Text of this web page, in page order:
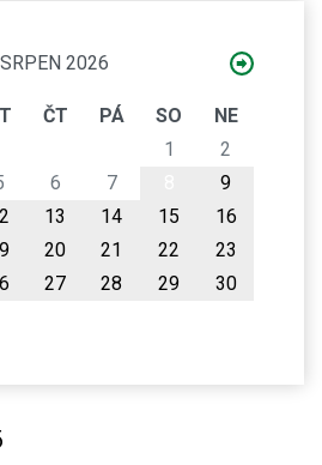
SRPEN 2026
ČT PÁ SO
NE
1
2
6 7
9
13 14 15
16
20 21 22
23
27 28 29
30